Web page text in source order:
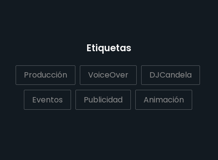
Etiquetas
Producción VoiceOver DJCandela
Eventos Publicidad Animación